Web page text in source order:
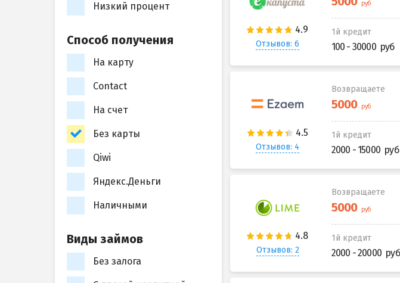
Отзывов: 6
1й кредит
100 - 30000
Отзывов: 4
Возвращаете
1й кредит
2000 - 15000
Отзывов: 2
Возвращаете
1й кредит
2000 - 20000
Низкий процент
Способ получения
На карту
Contact
На счет
Без карты
Qiwi
Яндекс.Деньги
Наличными
Виды займов
Без залога